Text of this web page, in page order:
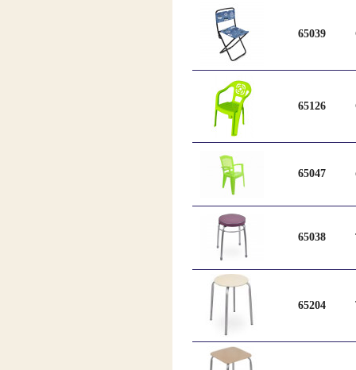
65039
65126
65047
65038
65204